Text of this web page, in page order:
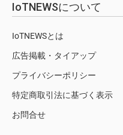
IoTNEWSについて
IoTNEWSとは
広告掲載・タイアップ
プライバシーポリシー
特定商取引法に基づく表示
お問合せ